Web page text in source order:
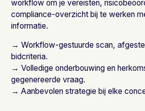
workflow om je vereisten,
compliance-overzicht bij te werken
informatie.
→ Workflow-gestuurde scan,
bidcriteria.
→ Volledige onderbouwing en
gegenereerde vraag.
→ Aanbevolen strategie bij elke